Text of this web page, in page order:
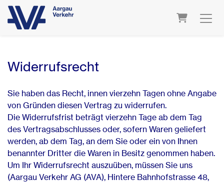
Warenkorb
Widerrufsrecht
Sie haben das Recht, innen vierzehn Tagen ohne Angabe
von Gründen diesen Vertrag zu widerrufen.
Die Widerrufsfrist beträgt vierzehn Tage ab dem Tag
des Vertragsabschlusses oder, sofern Waren geliefert
werden, ab dem Tag, an dem Sie oder ein von Ihnen
benannter Dritter die Waren in Besitz genommen haben.
Um Ihr Widerrufsrecht auszuüben, müssen Sie uns
(Aargau Verkehr AG (AVA), Hintere Bahnhofstrasse 48,